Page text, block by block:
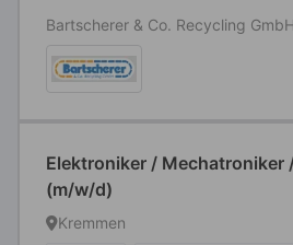
Bartscherer & Co. Recycling GmbH
Elektroniker / Mechatroniker
(m/w/d)
Kremmen